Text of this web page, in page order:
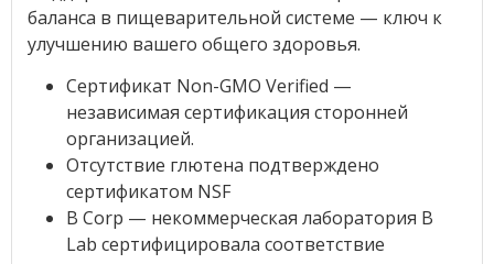
баланса в пищеварительной системе — ключ к
улучшению вашего общего здоровья.
Сертификат Non-GMO Verified —
независимая сертификация сторонней
организацией.
Отсутствие глютена подтверждено
сертификатом NSF
B Corp — некоммерческая лаборатория B
Lab сертифицировала соответствие